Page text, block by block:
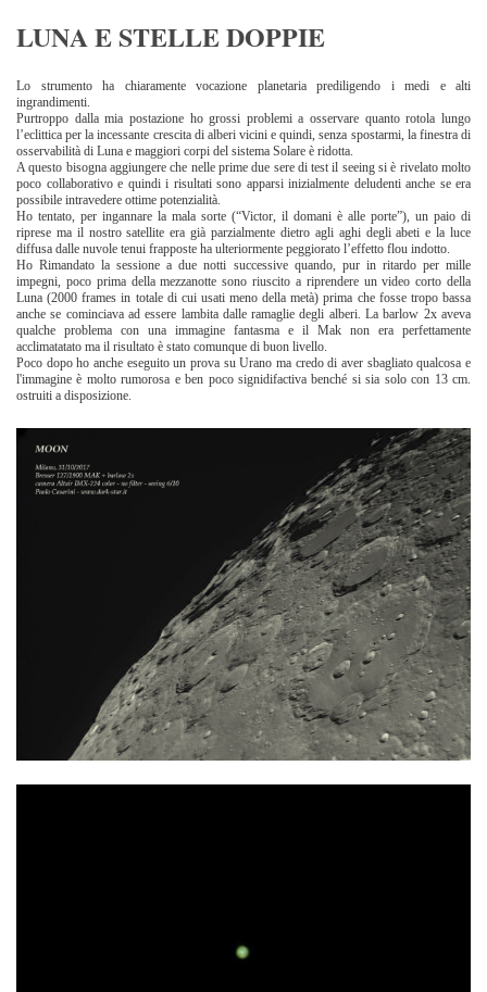
LUNA E STELLE DOPPIE
Lo strumento ha chiaramente vocazione planetaria prediligendo i medi e alti
ingrandimenti.
Purtroppo dalla mia postazione ho grossi problemi a osservare quanto rotola lungo
l’eclittica per la incessante crescita di alberi vicini e quindi, senza spostarmi, la finestra di
osservabilità di Luna e maggiori corpi del sistema Solare è ridotta.
A questo bisogna aggiungere che nelle prime due sere di test il seeing si è rivelato molto
poco collaborativo e quindi i risultati sono apparsi inizialmente deludenti anche se era
possibile intravedere ottime potenzialità.
Ho tentato, per ingannare la mala sorte (“Victor, il domani è alle porte”), un paio di
riprese ma il nostro satellite era già parzialmente dietro agli aghi degli abeti e la luce
diffusa dalle nuvole tenui frapposte ha ulteriormente peggiorato l’effetto flou indotto.
Ho Rimandato la sessione a due notti successive quando, pur in ritardo per mille
impegni, poco prima della mezzanotte sono riuscito a riprendere un video corto della
Luna (2000 frames in totale di cui usati meno della metà) prima che fosse tropo bassa
anche se cominciava ad essere lambita dalle ramaglie degli alberi. La barlow 2x aveva
qualche problema con una immagine fantasma e il Mak non era perfettamente
acclimatatato ma il risultato è stato comunque di buon livello.
Poco dopo ho anche eseguito un prova su Urano ma credo di aver sbagliato qualcosa e
l'immagine è molto rumorosa e ben poco signidifactiva benché si sia solo con 13 cm.
ostruiti a disposizione.